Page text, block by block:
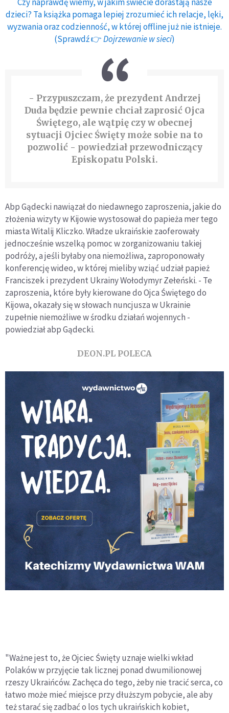
dzieci? Ta książka pomaga lepiej zrozumieć ich relacje, lęki,
wyzwania oraz codzienność, w której offline już nie istnieje.
(Sprawdź 👉Dojrzewanie w sieci)
- Przypuszczam, że prezydent Andrzej
Duda będzie pewnie chciał zaprosić Ojca
Świętego, ale wątpię czy w obecnej
sytuacji Ojciec Święty może sobie na to
pozwolić - powiedział przewodniczący
Episkopatu Polski.
Abp Gądecki nawiązał do niedawnego zaproszenia, jakie do
złożenia wizyty w Kijowie wystosował do papieża mer tego
miasta Witalij Kliczko. Władze ukraińskie zaoferowały
jednocześnie wszelką pomoc w zorganizowaniu takiej
podróży, a jeśli byłaby ona niemożliwa, zaproponowały
konferencję wideo, w której mieliby wziąć udział papież
Franciszek i prezydent Ukrainy Wołodymyr Zełeński. - Te
zaproszenia, które były kierowane do Ojca Świętego do
Kijowa, okazały się w słowach nuncjusza w Ukrainie
zupełnie niemożliwe w środku działań wojennych -
powiedział abp Gądecki.
DEON.PL POLECA
"Ważne jest to, że Ojciec Święty uznaje wielki wkład
Polaków w przyjęcie tak licznej ponad dwumilionowej
rzeszy Ukraińców. Zachęca do tego, żeby nie tracić serca, co
łatwo może mieć miejsce przy dłuższym pobycie, ale aby
też starać się zadbać o los tych ukraińskich kobiet,